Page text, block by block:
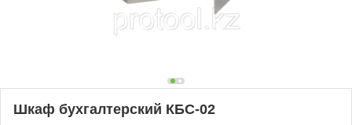
Шкаф бухгалтерский КБС-02